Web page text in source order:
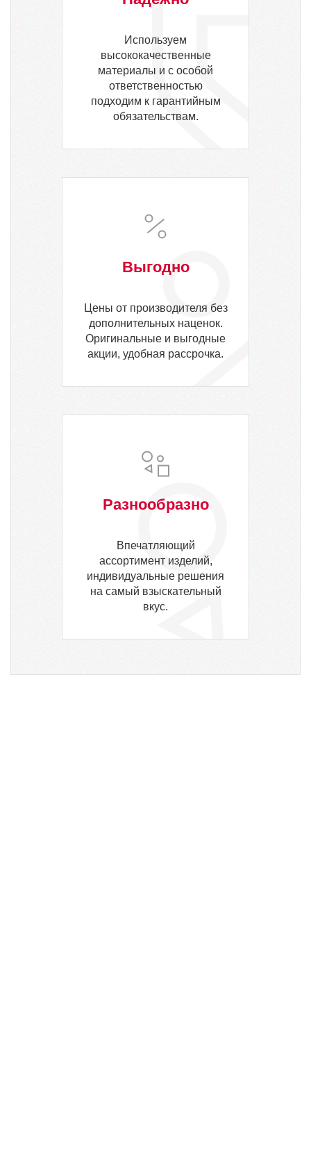
Используем
высококачественные
материалы и с особой
ответственностью
подходим к гарантийным
обязательствам.
Выгодно
Цены от производителя без
дополнительных наценок.
Оригинальные и выгодные
акции, удобная рассрочка.
Разнообразно
Впечатляющий
ассортимент изделий,
индивидуальные решения
на самый взыскательный
вкус.